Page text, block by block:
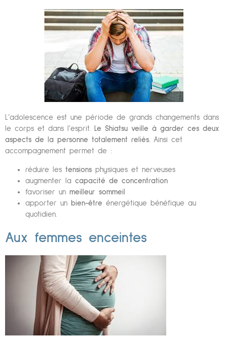
L’adolescence est une période de grands changements dans
le corps et dans l’esprit. Le Shiatsu veille à garder ces deux
aspects de la personne totalement reliés. Ainsi cet
accompagnement permet de :
réduire les tensions physiques et nerveuses
augmenter la capacité de concentration
favoriser un meilleur sommeil
apporter un bien-être énergétique bénéfique au
quotidien.
Aux femmes enceintes